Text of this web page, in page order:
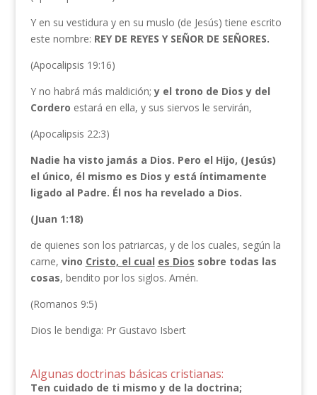
Y en su vestidura y en su muslo (de Jesús) tiene escrito
este nombre: REY DE REYES Y SEÑOR DE SEÑORES.
(Apocalipsis 19:16)
Y no habrá más maldición;y el trono de Dios y del
Cordero estará en ella, y sus siervos le servirán,
(Apocalipsis 22:3)
Nadie ha visto jamás a Dios. Pero el Hijo, (Jesús)
el único, él mismo es Dios y está íntimamente
ligado al Padre. Él nos ha revelado a Dios.
(Juan 1:18)
de quienes son los patriarcas, y de los cuales, según la
carne, vino Cristo, el cual es Dios sobre todas las
cosas, bendito por los siglos. Amén.
(Romanos 9:5)
Dios le bendiga: Pr Gustavo Isbert
Algunas doctrinas básicas cristianas:
Ten cuidado de ti mismo y de la doctrina;